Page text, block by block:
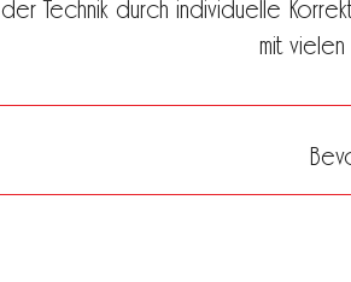
der Technik durch individuelle
mit